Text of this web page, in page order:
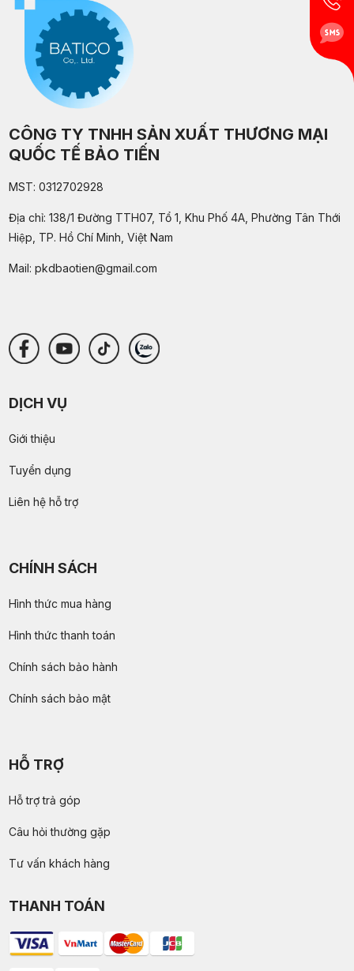
CÔNG TY TNHH SẢN XUẤT THƯƠNG MẠI
QUỐC TẾ BẢO TIẾN
MST: 0312702928
Địa chỉ: 138/1 Đường TTH07, Tổ 1, Khu Phố 4A, Phường Tân Thới
Hiệp, TP. Hồ Chí Minh, Việt Nam
Mail: pkdbaotien@gmail.com
DỊCH VỤ
Giới thiệu
Tuyển dụng
Liên hệ hỗ trợ
CHÍNH SÁCH
Hình thức mua hàng
Hình thức thanh toán
Chính sách bảo hành
Chính sách bảo mật
HỖ TRỢ
Hỗ trợ trả góp
Câu hỏi thường gặp
Tư vấn khách hàng
THANH TOÁN